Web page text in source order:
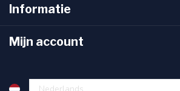
Informatie
Mijn account